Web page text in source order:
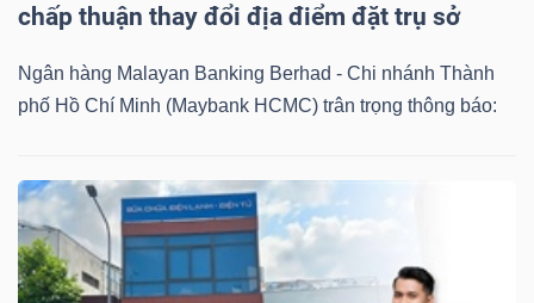
chấp thuận thay đổi địa điểm đặt trụ sở
Ngân hàng Malayan Banking Berhad - Chi nhánh Thành
phố Hồ Chí Minh (Maybank HCMC) trân trọng thông báo: